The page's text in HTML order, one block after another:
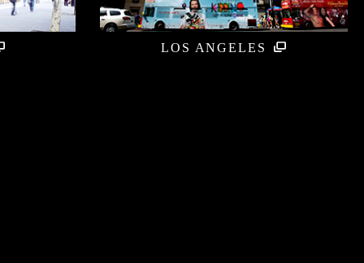
LOS ANGELES